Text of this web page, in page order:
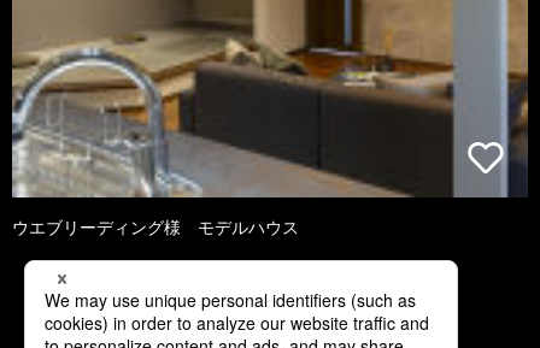
ウエブリーディング様 モデルハウス
1 2 3 4 5